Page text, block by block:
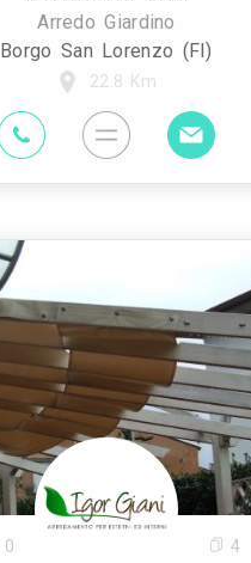
Arredo Giardino
Borgo San Lorenzo (FI)
22.8 Km
0 4